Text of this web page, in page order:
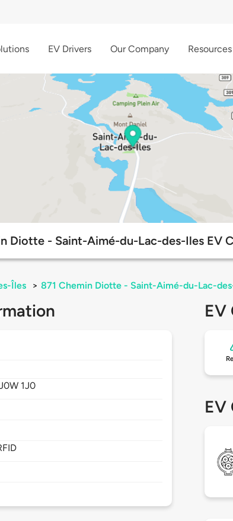
EV Drivers Our Company Resources
Diotte - Saint-Aimé-du-Lac-des-Iles EV
Îles > 871 Chemin Diotte - Saint-Aimé-du-Lac-
1J0
EV
EV